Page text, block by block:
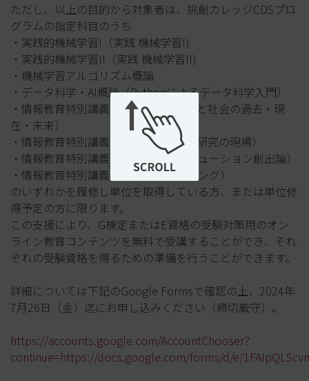
ただし、以上の目的から対象者は、 挑創カレッジCDSプロ
グラムの指定科目のうち
・実践的機械学習I（実践 機械学習I)
・実践的機械学習II（実践 機械学習II)
・機械学習アルゴリズム概論
・データ科学・AI概論（Pythonによるデータ科学入門）
・情報教育特別講義（AIをめぐる人間と社会の過去・現
在・ 未来）
・情報教育特別講義（AI・データ科学研究の現場）
・情報教育特別講義（実践的量子ソリューション創出論）
・情報教育特別講義（統計数理モデリング）
のいずれかを履修し単位を取得している方、 または単位修
得予定の方に限ります。
この支援により、 G検定またはE資格の受験対策用のオン
ライン教育コンテンツを無料で受講することができ、 それ
ぞれの受験資格を得るための準備を行うことができます。
詳細については下記のGoogle Formsで確認の上、2024年
7月26日（金） 迄にお申し込みください（締切厳守）。
https://accounts.google.com/AccountChooser?
continue=https://docs.google.com/forms/d/e/